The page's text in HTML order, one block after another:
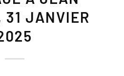
31 JANVIER